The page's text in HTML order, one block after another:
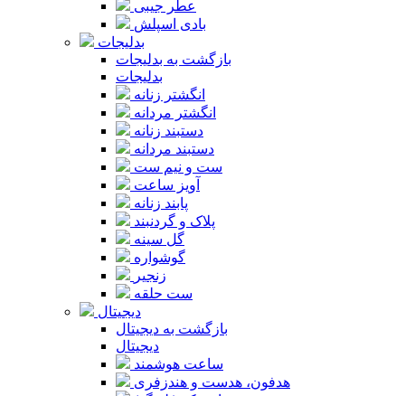
عطر جیبی
بادی اسپلش
بدلیجات
بازگشت به بدلیجات
بدلیجات
انگشتر زنانه
انگشتر مردانه
دستبند زنانه
دستبند مردانه
ست و نیم ست
آویز ساعت
پابند زنانه
پلاک و گردنبند
گل سینه
گوشواره
زنجیر
ست حلقه
دیجیتال
بازگشت به دیجیتال
دیجیتال
ساعت هوشمند
هدفون، هدست و هندزفری